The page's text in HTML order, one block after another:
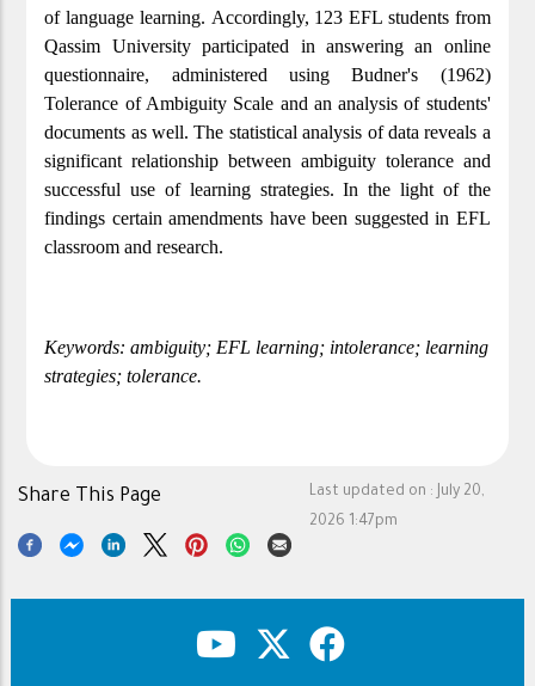
of language learning. Accordingly, 123 EFL students from
Qassim University participated in answering an online
questionnaire, administered using Budner's (1962)
Tolerance of Ambiguity Scale and an analysis of students'
documents as well. The statistical analysis of data reveals a
significant relationship between ambiguity tolerance and
successful use of learning strategies. In the light of the
findings certain amendments have been suggested in EFL
classroom and research.
Keywords: ambiguity; EFL learning; intolerance; learning
strategies; tolerance.
Last updated on : July 20,
2026 1:47pm
Share This Page